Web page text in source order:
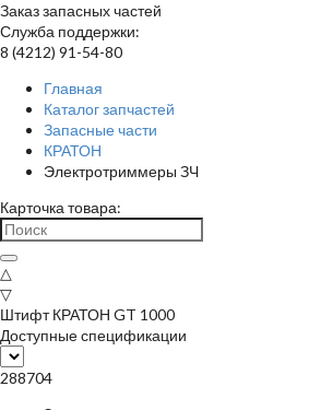
Заказ запасных частей
Служба поддержки:
8 (4212) 91-54-80
Главная
Каталог запчастей
Запасные части
КРАТОН
Электротриммеры ЗЧ
Карточка товара:
△
▽
Штифт КРАТОН GT 1000
Доступные спецификации
288704